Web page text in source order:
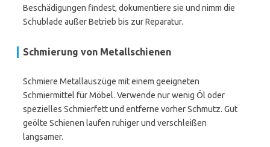
Beschädigungen findest, dokumentiere sie und nimm die
Schublade außer Betrieb bis zur Reparatur.
Schmierung von Metallschienen
Schmiere Metallauszüge mit einem geeigneten
Schmiermittel für Möbel. Verwende nur wenig Öl oder
spezielles Schmierfett und entferne vorher Schmutz. Gut
geölte Schienen laufen ruhiger und verschleißen
langsamer.